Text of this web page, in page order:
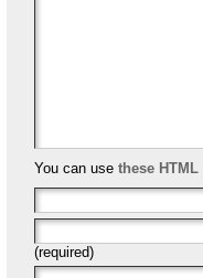
You can use these HTML
(required)